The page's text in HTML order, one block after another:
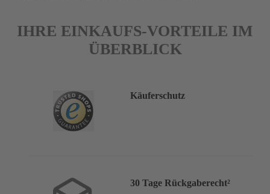
IHRE EINKAUFS-VORTEILE IM
ÜBERBLICK
Käuferschutz
30 Tage Rückgaberecht²